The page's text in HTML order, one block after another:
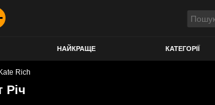
НАЙКРАЩЕ КАТЕГОРІЇ
Kate Rich
Річ